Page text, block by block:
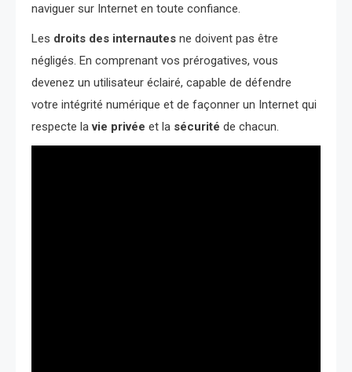
naviguer sur Internet en toute confiance.
Les droits des internautes ne doivent pas être
négligés. En comprenant vos prérogatives, vous
devenez un utilisateur éclairé, capable de défendre
votre intégrité numérique et de façonner un Internet qui
respecte lavie privée et la sécurité de chacun.